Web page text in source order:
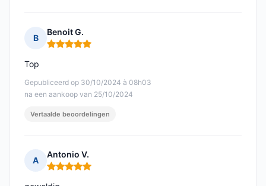
B
Benoit G.
Opmerking: 5 van 5
Gepubliceerd op 30/10/2024 à 08h03
na een aankoop van 25/10/2024
Top
Vertaalde beoordelingen
A
Antonio V.
Opmerking: 5 van 5